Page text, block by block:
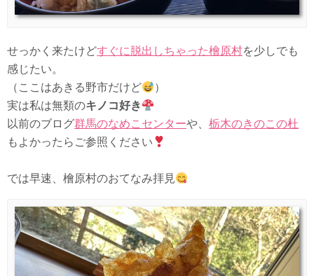
せっかく来たけどすぐに脱出しちゃった檜原村を少しでも
感じたい。
（ここはあきる野市だけど
）
実は私は無類のキノコ好き
以前のブログ群馬のなめこセンターや、 栃木のきのこの杜
もよかったらご参照ください
では早速、檜原村のおてなみ拝見